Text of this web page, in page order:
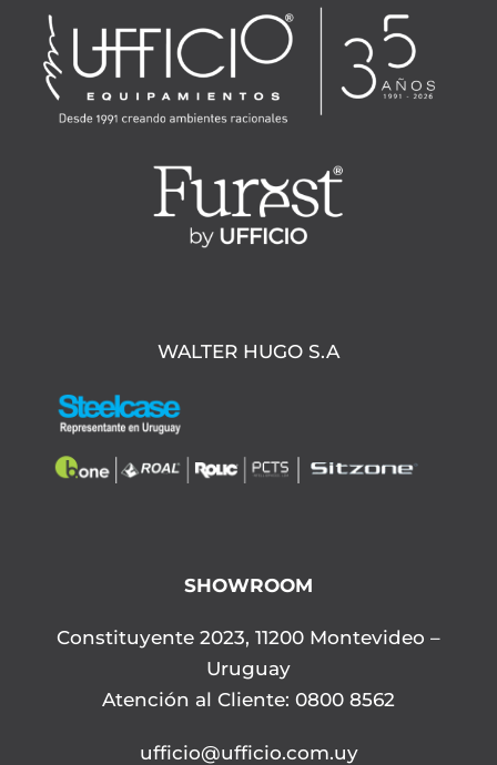
WALTER HUGO S.A
SHOWROOM
Constituyente 2023, 11200 Montevideo –
Uruguay
Atención al Cliente: 0800 8562
ufficio@ufficio.com.uy